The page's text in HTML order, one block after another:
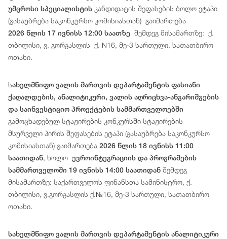
უმცროსი სპეციალისტის კანდიდატის შეფასების ბოლო ეტაპი
(გასაუბრება საკონკურსო კომისიასთან) გაიმართება
2026 წლის 17 ივნისს 12:00 საათზე შემდეგ მისამართზე: ქ.
თბილისი, ვ. გორგასლის ქ. N16, მე-3 სართული, სათათბირო
ოთახი.
სახელმწიფო ვალის მართვის დეპარტამენტის ფასიანი
ქაღალდების, ანალიტიკური, ვალის აღრიცხვა-ანგარიშგების
და საინვესტიციო პროექტების სამმართველოებში
გამოცხადებულ სტაჟირების კონკურსში სტაჟირების
მსურველი პირის შეფასების ეტაპი (გასაუბრება საკონკურსო
კომისიასთან) გაიმართება 2026 წლის 18 ივნისს 11:00
საათიდან, ხოლო ევროინტეგრაციის და პროგრამების
სამმართველოში 19 ივნისს 14:00 საათიდან შემდეგ
მისამართზე: საქართველოს ფინანსთა სამინისტრო, ქ.
თბილისი, ვ.გორგასლის ქ.№16, მე-3 სართული, სათათბირო
ოთახი.
სახელმწიფო ვალის მართვის დეპარტამენტის ანალიტიკური